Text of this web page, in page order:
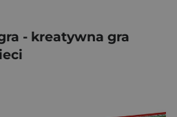
- kreatywna gra